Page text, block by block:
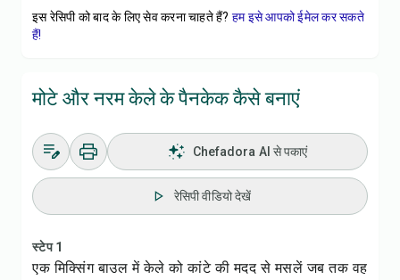
इस रेसिपी को बाद के लिए सेव करना चाहते हैं? हम इसे आपको ईमेल कर सकते
हैं!
मोटे और नरम केले के पैनकेक कैसे बनाएं
Chefadora AI से पकाएं
रेसिपी वीडियो देखें
स्टेप 1
एक मिक्सिंग बाउल में केले को कांटे की मदद से मसलें जब तक वह